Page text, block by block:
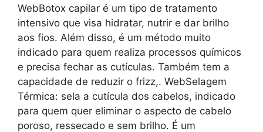
WebBotox capilar é um tipo de tratamento
intensivo que visa hidratar, nutrir e dar brilho
aos fios. Além disso, é um método muito
indicado para quem realiza processos químicos
e precisa fechar as cutículas. Também tem a
capacidade de reduzir o frizz,. WebSelagem
Térmica: sela a cutícula dos cabelos, indicado
para quem quer eliminar o aspecto de cabelo
poroso, ressecado e sem brilho. É um